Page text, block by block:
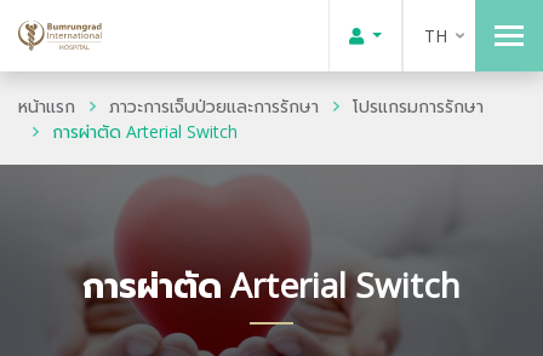
TH
หน้าแรก ภาวะการเจ็บป่วยและการรักษา
โปรแกรมการรักษา
การผ่าตัด Arterial Switch
การผ่าตัด Arterial Switch